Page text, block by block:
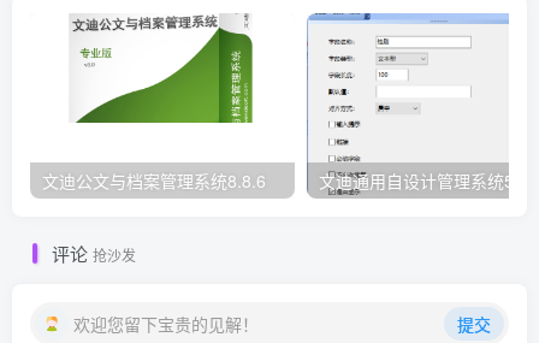
文迪公文与档案管理系统8.8.6 文迪通用自设计管理系统
评论 抢沙发
欢迎您留下宝贵的见解！ 提交